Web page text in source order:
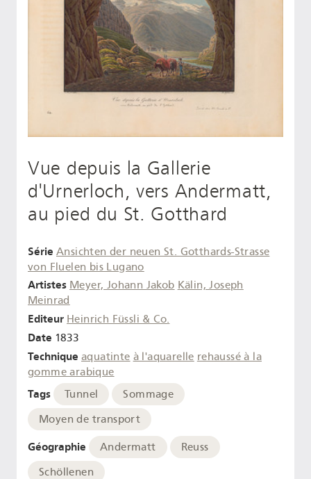
Vue depuis la Gallerie
d'Urnerloch, vers Andermatt,
au pied du St. Gotthard
Série Ansichten der neuen St. Gotthards-Strasse
von Fluelen bis Lugano
Artistes Meyer, Johann Jakob Kälin, Joseph
Meinrad
Editeur Heinrich Füssli & Co.
Date 1833
Technique aquatinte à l'aquarelle rehaussé à la
gomme arabique
Tags Tunnel
Sommage
Moyen de transport
Géographie Andermatt
Reuss
Schöllenen